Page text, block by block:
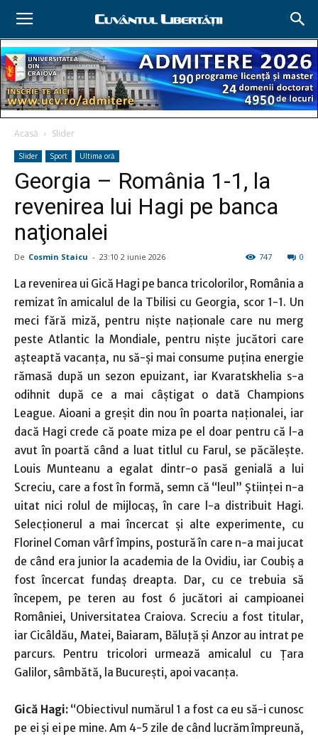
Acasă Slider
Slider Sport Ultima oră
Georgia – România 1-1, la
revenirea lui Hagi pe banca
naţionalei
De Cosmin Staicu - 23:10 2 iunie 2026 0
747
La revenirea ui Gică Hagi pe banca tricolorilor, România a
remizat în amicalul de la Tbilisi cu Georgia, scor 1-1. Un
meci fără miză, pentru nişte naţionale care nu merg
peste Atlantic la Mondiale, pentru nişte jucători care
aşteaptă vacanţa, nu să-şi mai consume puţina energie
rămasă după un sezon epuizant, iar Kvaratskhelia s-a
odihnit după ce a mai câștigat o dată Champions
League. Aioani a greşit din nou în poarta naţionalei, iar
dacă Hagi crede că poate miza pe el doar pentru că l-a
avut în poartă când a luat titlul cu Farul, se păcăleşte.
Louis Munteanu a egalat dintr-o pasă genială a lui
Screciu, care a fost în formă, semn că “leul” Ştiinţei n-a
uitat nici rolul de mijlocaş, în care l-a distribuit Hagi.
Selecţionerul a mai încercat şi alte experimente, cu
Florinel Coman vârf împins, postură în care n-a mai jucat
de când era junior la academia de la Ovidiu, iar Coubiş a
fost încercat fundaş dreapta. Dar, cu ce trebuia să
începem, pe teren au fost 6 jucători ai campioanei
României, Universitatea Craiova. Screciu a fost titular,
iar Cicâldău, Matei, Baiaram, Băluţă şi Anzor au intrat pe
parcurs. Pentru tricolori urmează amicalul cu Ţara
Galilor, sâmbătă, la Bucureşti, apoi vacanţa.
Gică Hagi:“Obiectivul numărul 1 a fost ca eu să-i cunosc
pe ei şi ei pe mine. Am 4-5 zile de când lucrăm împreună,